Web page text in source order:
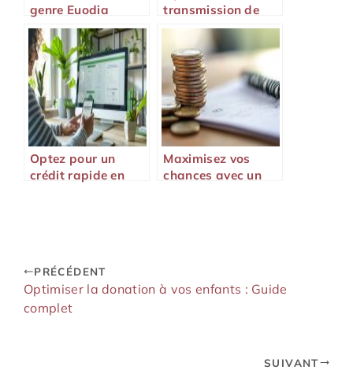
genre Euodia
transmission de
patrimoine :
comprendre
l’abattement de
succession
Optez pour un
crédit rapide en
Maximisez vos
chances avec un
PRÉCÉDENT
Optimiser la donation à vos enfants : Guide
complet
SUIVANT